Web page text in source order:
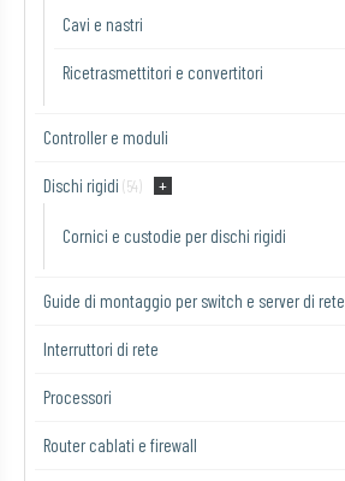
Cavi e nastri
Ricetrasmettitori e convertitori
Controller e moduli
Dischi rigidi (54)
Cornici e custodie per dischi rigidi
Guide di montaggio per switch e server di rete
Interruttori di rete
Processori
Router cablati e firewall